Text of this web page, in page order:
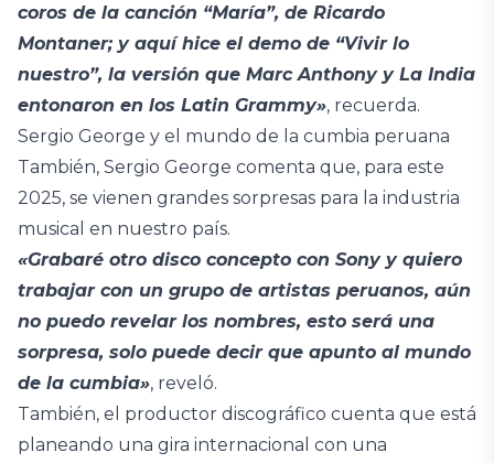
coros de la canción “María”, de Ricardo
Montaner; y aquí hice el demo de “Vivir lo
nuestro”, la versión que Marc Anthony y La India
entonaron en los Latin Grammy», recuerda.
Sergio George y el mundo de la cumbia peruana
También, Sergio George comenta que, para este
2025, se vienen grandes sorpresas para la industria
musical en nuestro país.
«Grabaré otro disco concepto con Sony y quiero
trabajar con un grupo de artistas peruanos, aún
no puedo revelar los nombres, esto será una
sorpresa, solo puede decir que apunto al mundo
de la cumbia», reveló.
También, el productor discográfico cuenta que está
planeando una gira internacional con una